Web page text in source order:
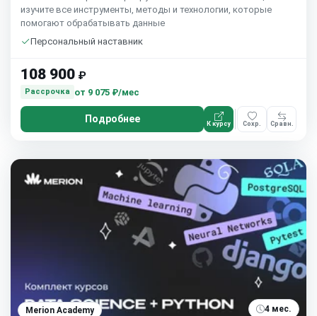
изучите все инструменты, методы и технологии, которые
помогают обрабатывать данные
Персональный наставник
108 900 ₽
Рассрочка от 9 075 ₽/мес
Подробнее К курсу Сохр. Сравн.
Merion Academy 4 мес.